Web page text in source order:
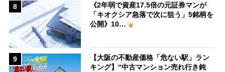
8
《2年弱で資産17.5倍の元証券マンが
「キオクシア急落で次に狙う」5銘柄を
公開》10…
9
【大阪の不動産価格「危ない駅」ラン
キング】“中古マンション売れ行き鈍